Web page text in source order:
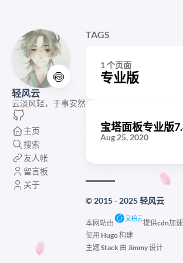
🍥
轻风云
云淡风轻，于事安然
主页
搜索
友人帐
留言板
关于
TAGS
1 个页面
专业版
宝塔面板专业版
Aug 25, 2020
© 2015 - 2025 轻风云
本网站由
提供cdn加
使用 Hugo构建
主题Stack 由 Jimmy设计